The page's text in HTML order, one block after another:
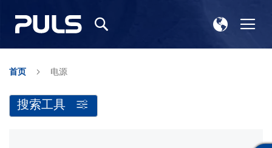
导
选
择
首页 电源
搜索工具